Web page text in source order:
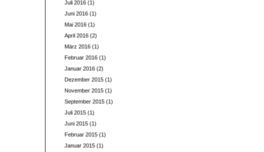
Juli 2016(1)
Juni 2016(1)
Mai 2016(1)
April 2016(2)
März 2016(1)
Februar 2016(1)
Januar 2016(2)
Dezember 2015(1)
November 2015(1)
September 2015(1)
Juli 2015(1)
Juni 2015(1)
Februar 2015(1)
Januar 2015(1)